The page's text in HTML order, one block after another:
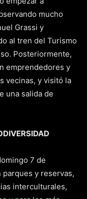
mucho
Grassi y
al tren del Turismo
Posteriormente,
emprendedores y
vecinas, y visitó la
una salida de
7 de
y reservas,
interculturales,